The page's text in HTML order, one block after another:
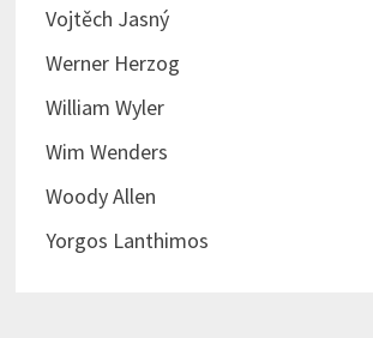
Vojtěch Jasný
Werner Herzog
William Wyler
Wim Wenders
Woody Allen
Yorgos Lanthimos